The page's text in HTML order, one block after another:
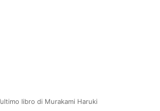
libro di Murakami Haruki